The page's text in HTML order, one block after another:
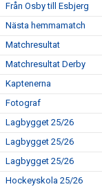
Från Osby till Esbjerg
Nästa hemmamatch
Matchresultat
Matchresultat Derby
Kaptenerna
Fotograf
Lagbygget 25/26
Lagbygget 25/26
Lagbygget 25/26
Hockeyskola 25/26